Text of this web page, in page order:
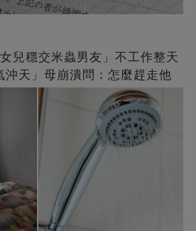
兒穩交米蟲男友」不工作整天
沖天」母崩潰問：怎麼趕走他